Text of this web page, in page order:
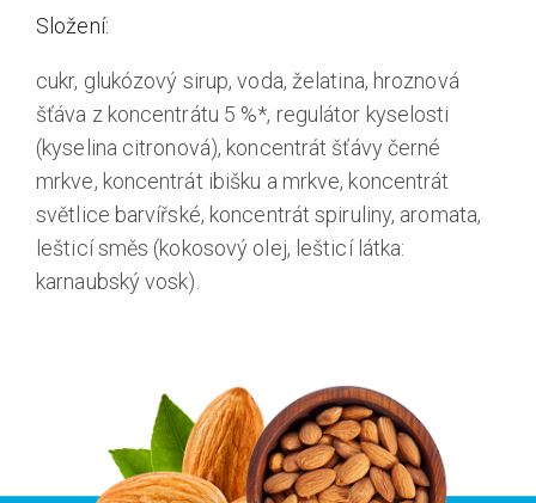
Složení:
cukr, glukózový sirup, voda, želatina, hroznová
šťáva z koncentrátu 5 %*, regulátor kyselosti
(kyselina citronová), koncentrát šťávy černé
mrkve, koncentrát ibišku a mrkve, koncentrát
světlice barvířské, koncentrát spiruliny, aromata,
lešticí směs (kokosový olej, lešticí látka:
karnaubský vosk).